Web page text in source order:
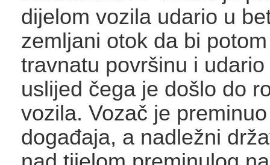
dijelom vozila udario u
zemljani otok da bi
travnatu površinu i
uslijed čega je došlo do
vozila. Vozač je
događaja, a nadležni